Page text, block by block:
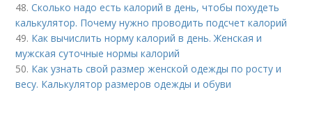
48.Сколько надо есть калорий в день, чтобы похудеть
калькулятор. Почему нужно проводить подсчет калорий
49. Как вычислить норму калорий в день. Женская и
мужская суточные нормы калорий
50. Как узнать свой размер женской одежды по росту и
весу. Калькулятор размеров одежды и обуви